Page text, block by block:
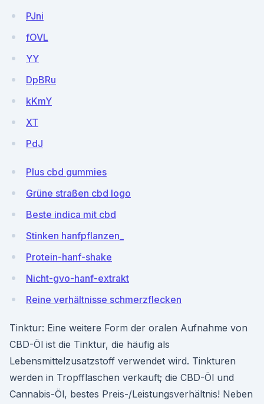
PJni
fOVL
YY
DpBRu
kKmY
XT
PdJ
Plus cbd gummies
Grüne straßen cbd logo
Beste indica mit cbd
Stinken hanfpflanzen_
Protein-hanf-shake
Nicht-gvo-hanf-extrakt
Reine verhältnisse schmerzflecken
Tinktur: Eine weitere Form der oralen Aufnahme von
CBD-Öl ist die Tinktur, die häufig als
Lebensmittelzusatzstoff verwendet wird. Tinkturen
werden in Tropfflaschen verkauft; die CBD-Öl und
Cannabis-Öl, bestes Preis-/Leistungsverhältnis! Neben